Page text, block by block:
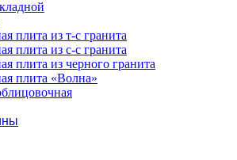
плита из т-с гранита
плита из с-с гранита
плита из черного гранита
плита «Волна»